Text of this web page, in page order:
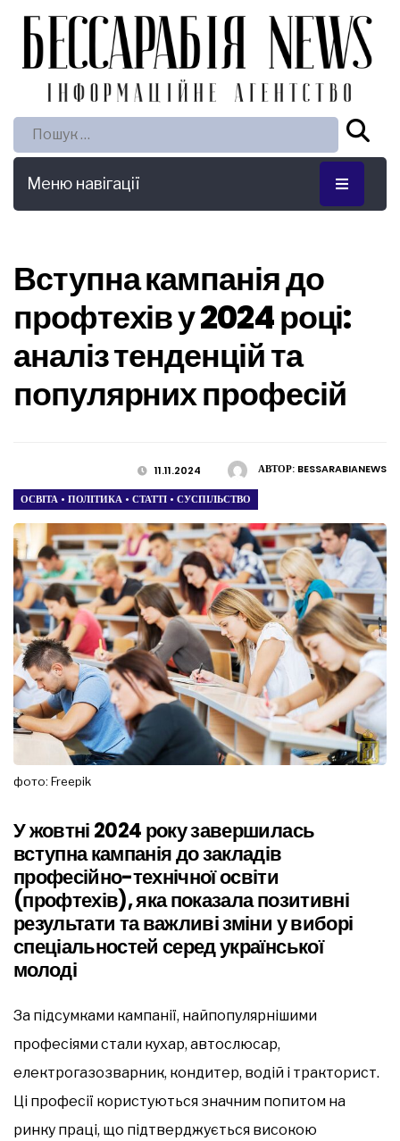
Пошук:
Меню навігації
Вступна кампанія до
профтехів у 2024 році:
аналіз тенденцій та
популярних професій
АВТОР: BESSARABIANEWS
11.11.2024
ОСВІТА • ПОЛІТИКА • СТАТТІ • СУСПІЛЬСТВО
фото: Freepik
У жовтні 2024 року завершилась
вступна кампанія до закладів
професійно-технічної освіти
(профтехів), яка показала позитивні
результати та важливі зміни у виборі
спеціальностей серед української
молоді
За підсумками кампанії, найпопулярнішими
професіями стали кухар, автослюсар,
електрогазозварник, кондитер, водій і тракторист.
Ці професії користуються значним попитом на
ринку праці, що підтверджується високою